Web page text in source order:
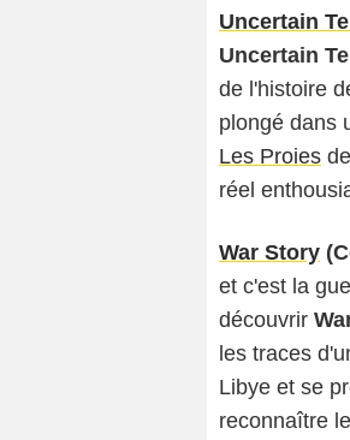
Uncertain
Uncertain
de l'histoire
plongé dans
Les Proies de
réel
War Story
et c'est la
découvrir
les traces
Libye et se
reconnaître